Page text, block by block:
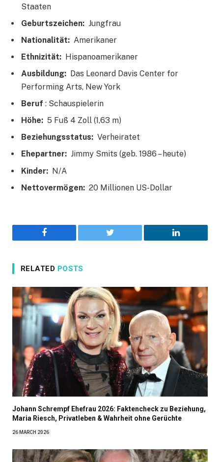
Staaten
Geburtszeichen: Jungfrau
Nationalität: Amerikaner
Ethnizität: Hispanoamerikaner
Ausbildung: Das Leonard Davis Center for
Performing Arts, New York
Beruf : Schauspielerin
Höhe: 5 Fuß 4 Zoll (1,63 m)
Beziehungsstatus: Verheiratet
Ehepartner: Jimmy Smits (geb. 1986 – heute)
Kinder: N/A
Nettovermögen: 20 Millionen US-Dollar
Facebook Twitter LinkedIn
RELATED POSTS
Johann Schrempf Ehefrau 2026: Faktencheck zu Beziehung,
Maria Riesch, Privatleben & Wahrheit ohne Gerüchte
26 MARCH 2026